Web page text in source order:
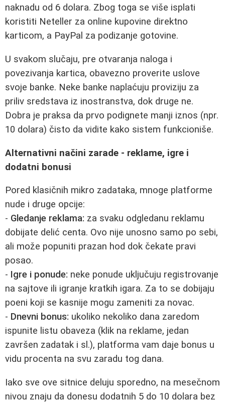
naknadu od 6 dolara. Zbog toga se više isplati
koristiti Neteller za online kupovine direktno
karticom, a PayPal za podizanje gotovine.
U svakom slučaju, pre otvaranja naloga i
povezivanja kartica, obavezno proverite uslove
svoje banke. Neke banke naplaćuju proviziju za
priliv sredstava iz inostranstva, dok druge ne.
Dobra je praksa da prvo podignete manji iznos (npr.
10 dolara) čisto da vidite kako sistem funkcioniše.
Alternativni načini zarade - reklame, igre i
dodatni bonusi
Pored klasičnih mikro zadataka, mnoge platforme
nude i druge opcije:
- Gledanje reklama: za svaku odgledanu reklamu
dobijate delić centa. Ovo nije unosno samo po sebi,
ali može popuniti prazan hod dok čekate pravi
posao.
- Igre i ponude: neke ponude uključuju registrovanje
na sajtove ili igranje kratkih igara. Za to se dobijaju
poeni koji se kasnije mogu zameniti za novac.
- Dnevni bonus: ukoliko nekoliko dana zaredom
ispunite listu obaveza (klik na reklame, jedan
završen zadatak i sl.), platforma vam daje bonus u
vidu procenta na svu zaradu tog dana.
Iako sve ove sitnice deluju sporedno, na mesečnom
nivou znaju da donesu dodatnih 5 do 10 dolara bez